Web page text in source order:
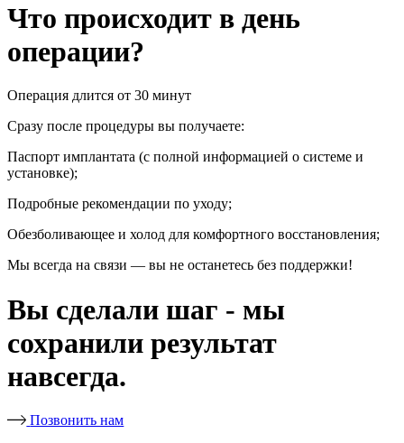
Что происходит в день
операции?
Операция длится от 30 минут
Сразу после процедуры вы получаете:
Паспорт имплантата (с полной информацией о системе и
установке);
Подробные рекомендации по уходу;
Обезболивающее и холод для комфортного восстановления;
Мы всегда на связи — вы не останетесь без поддержки!
Вы сделали шаг - мы
сохранили результат
навсегда.
Позвонить нам